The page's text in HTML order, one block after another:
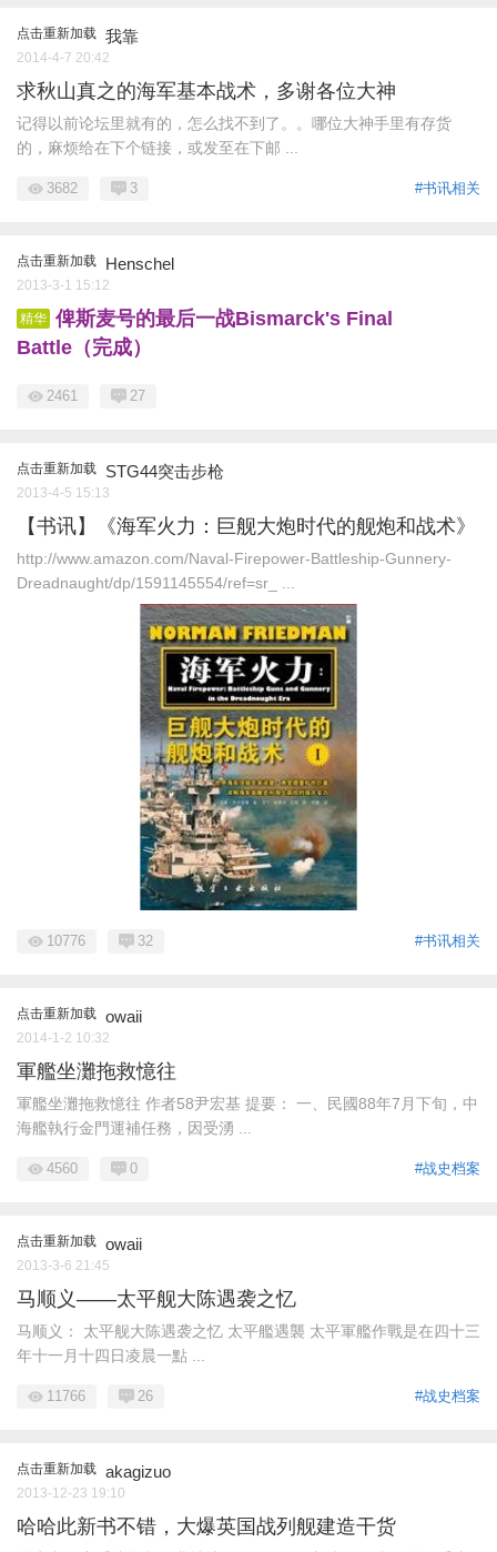
点击重新加载 我靠
2014-4-7 20:42
求秋山真之的海军基本战术，多谢各位大神
记得以前论坛里就有的，怎么找不到了。。哪位大神手里有存货
的，麻烦给在下个链接，或发至在下邮 ...
#书讯相关
3682 3
点击重新加载 Henschel
2013-3-1 15:12
精华 俾斯麦号的最后一战Bismarck's Final
Battle（完成）
2461 27
点击重新加载 STG44突击步枪
2013-4-5 15:13
【书讯】《海军火力：巨舰大炮时代的舰炮和战术》
http://www.amazon.com/Naval-Firepower-Battleship-Gunnery-
Dreadnaught/dp/1591145554/ref=sr_ ...
#书讯相关
10776 32
点击重新加载 owaii
2014-1-2 10:32
軍艦坐灘拖救憶往
軍艦坐灘拖救憶往 作者58尹宏基 提要： 一、民國88年7月下旬，中
海艦執行金門運補任務，因受湧 ...
#战史档案
4560 0
点击重新加载 owaii
2013-3-6 21:45
马顺义——太平舰大陈遇袭之忆
马顺义： 太平舰大陈遇袭之忆 太平艦遇襲 太平軍艦作戰是在四十三
年十一月十四日凌晨一點 ...
#战史档案
11766 26
点击重新加载 akagizuo
2013-12-23 19:10
哈哈此新书不错，大爆英国战列舰建造干货